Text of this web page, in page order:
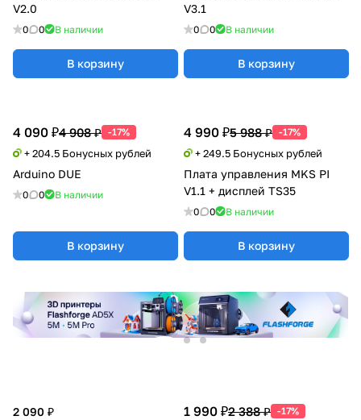
V3.1
0 0 В наличии
В корзину
4 090 ₽4 908 ₽ -17%
+ 204.5 Бонусных рублей
Arduino DUE
0 0 В наличии
В корзину
4 990 ₽5 988 ₽ -17%
+ 249.5 Бонусных рублей
Плата управления MKS PI
V1.1 + дисплей TS35
0 0 В наличии
В корзину
2 090 ₽ 1 990 ₽2 388 ₽ -17%
V2.0
0 0 В наличии
В корзину